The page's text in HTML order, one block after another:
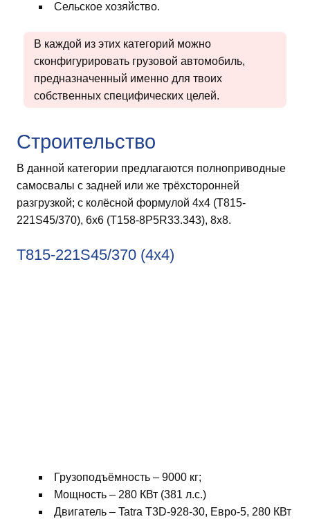
Сельское хозяйство.
В каждой из этих категорий можно
сконфигурировать грузовой автомобиль,
предназначенный именно для твоих
собственных специфических целей.
Строительство
В данной категории предлагаются полноприводные
самосвалы с задней или же трёхсторонней
разгрузкой; с колёсной формулой 4х4 (T815-
221S45/370), 6х6 (T158-8P5R33.343), 8х8.
T815-221S45/370 (4х4)
Грузоподъёмность – 9000 кг;
Мощность – 280 КВт (381 л.с.)
Двигатель – Tatra T3D-928-30, Евро-5, 280 КВт